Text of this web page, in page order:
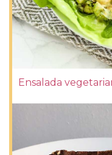
Ensalada